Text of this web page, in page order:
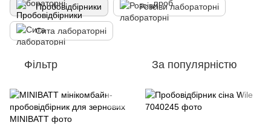
Пробовідбірники Розсіви лабораторні
Сита лабораторні
Фільтр За популярністю